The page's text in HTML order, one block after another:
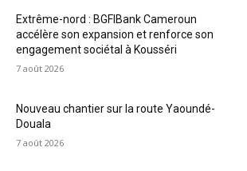
Extrême-nord : BGFIBank Cameroun
accélère son expansion et renforce son
engagement sociétal à Kousséri
7 août 2026
Nouveau chantier sur la route Yaoundé-
Douala
7 août 2026